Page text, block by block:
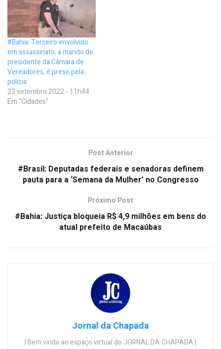
#Bahia: Terceiro envolvido
em assassinato, a mando de
presidente da Câmara de
Vereadores, é preso pela
polícia
23 setembro 2022 - 11h44
Em "Cidades"
Post Anterior
#Brasil: Deputadas federais e senadoras definem
pauta para a ‘Semana da Mulher’ no Congresso
Próximo Post
#Bahia: Justiça bloqueia R$ 4,9 milhões em bens do
atual prefeito de Macaúbas
Jornal da Chapada
| Bem vindo ao espaço virtual do JORNAL DA CHAPADA |